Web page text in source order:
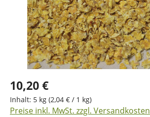
10,20 €
Inhalt: 5 kg (2,04 € / 1 kg)
Preise inkl. MwSt. zzgl. Versandkosten